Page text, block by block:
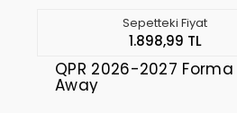
Sepetteki Fiyat
1.898,99 TL
QPR 2026-2027 Forma
Away